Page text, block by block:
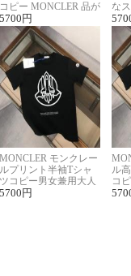
コピー MONCLER 品が
良く見た目
5700 円
な
ル
MONCLER モンクレー
ルプリント半袖Tシャ
ツコピー男女兼用大人
可愛い春夏コーデ
5700 円
ル
コ
ィ